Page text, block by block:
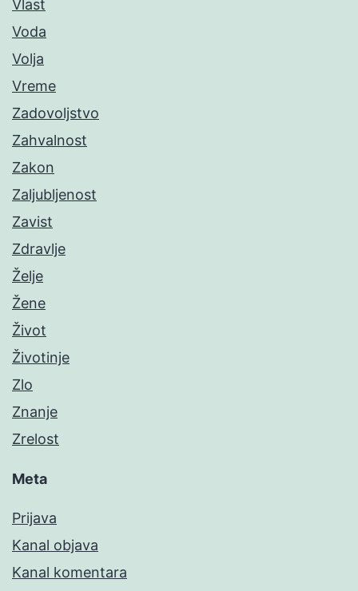
Vlast
Voda
Volja
Vreme
Zadovoljstvo
Zahvalnost
Zakon
Zaljubljenost
Zavist
Zdravlje
Želje
Žene
Život
Životinje
Zlo
Znanje
Zrelost
Meta
Prijava
Kanal objava
Kanal komentara